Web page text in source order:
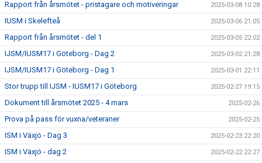
Rapport från årsmötet - pristagare och motiveringar 2025-03-08 10:28
IUSM i Skelefteå 2025-03-06 21:05
Rapport från årsmötet - del 1 2025-03-05 22:02
IJSM/IUSM17 i Göteborg - Dag 2 2025-03-02 21:28
IJSM/IUSM17 i Göteborg - Dag 1 2025-03-01 22:11
Stor trupp till IJSM - IUSM17 i Göteborg 2025-02-27 19:15
Dokument till årsmötet 2025 - 4 mars 2025-02-26
Prova på pass för vuxna/veteraner 2025-02-25
ISM i Växjö - Dag 3 2025-02-23 22:20
ISM i Växjö - dag 2 2025-02-22 22:27